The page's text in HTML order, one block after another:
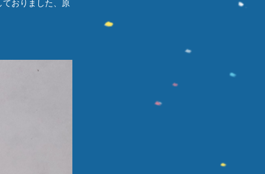
ておりました、原